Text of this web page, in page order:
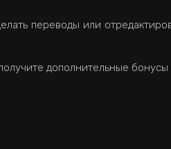
переводы или
дополнительные бонусы